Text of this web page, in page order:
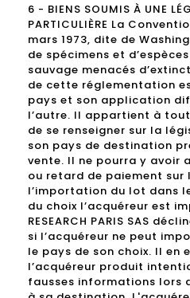
6 - BIENS SOUMIS À UNE
PARTICULIÈRE La
mars 1973, dite de
de spécimens et
sauvage menacés
de cette réglementation
pays et son application
l’autre. Il appartient à
de se renseigner sur la
son pays de destination
vente. Il ne pourra y avoir
ou retard de paiement sur
l’importation du lot dans
du choix l’acquéreur est
RESEARCH PARIS SAS
si l’acquéreur ne peut
le pays de son choix. Il en
l’acquéreur produit
fausses informations lors